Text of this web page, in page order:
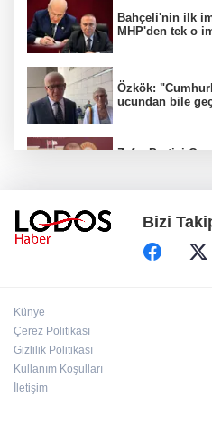
Bahçeli'nin ilk
MHP'den tek o
Özkök:
ucundan bile
Zafer Partisi
Müsavat
Kaldırıyorum"
Bizi
Künye
Çerez Politikası
Gizlilik Politikası
Kullanım Koşulları
İletişim